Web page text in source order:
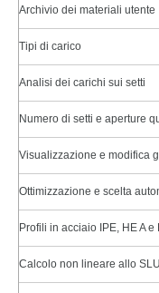
Archivio dei materiali utente
Tipi di carico
Analisi dei carichi sui setti
Numero di setti e aperture
Visualizzazione e modifica
Ottimizzazione e scelta
Profili in acciaio IPE, HE A e
Calcolo non lineare allo SLU